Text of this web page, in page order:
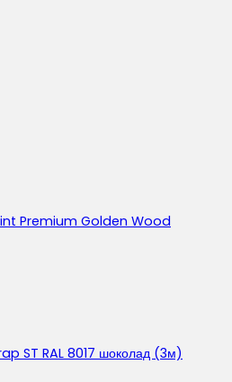
Premium Golden Wood
ST RAL 8017 шоколад (3м)